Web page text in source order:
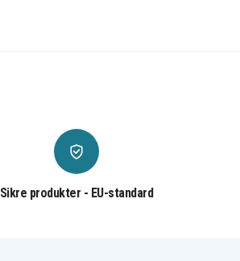
Sikre produkter - EU-standard